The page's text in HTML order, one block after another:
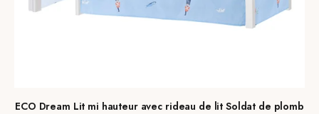
ECO Dream Lit mi hauteur avec rideau de lit Soldat de plomb